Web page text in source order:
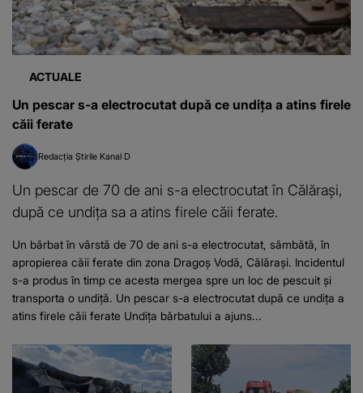
ACTUALE
Un pescar s-a electrocutat după ce undița a atins firele
căii ferate
Redacția Știrile Kanal D
Un pescar de 70 de ani s-a electrocutat în Călărași,
după ce undița sa a atins firele căii ferate.
Un bărbat în vârstă de 70 de ani s-a electrocutat, sâmbătă, în
apropierea căii ferate din zona Dragoș Vodă, Călărași. Incidentul
s-a produs în timp ce acesta mergea spre un loc de pescuit și
transporta o undiță. Un pescar s-a electrocutat după ce undița a
atins firele căii ferate Undița bărbatului a ajuns...